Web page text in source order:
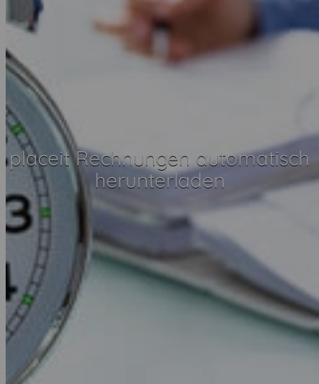
placeit Rechnungen automatisch
herunterladen